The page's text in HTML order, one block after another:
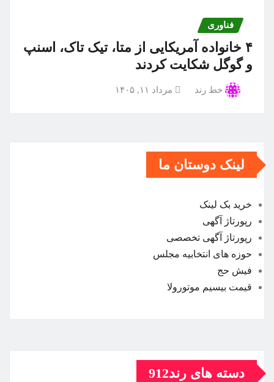
فناوری
۴ خانواده آمریکایی از متا، تیک تاک، اسنپ
و گوگل شکایت کردند
خط رند مرداد ۱۱, ۱۴۰۵
لینک دوستان ما
خرید بک لینک
رپورتاژ آگهی
رپورتاژ آگهی تخصصی
حوزه های انتخابیه مجلس
فیش حج
قیمت بیسیم موتورولا
دسته های رند912